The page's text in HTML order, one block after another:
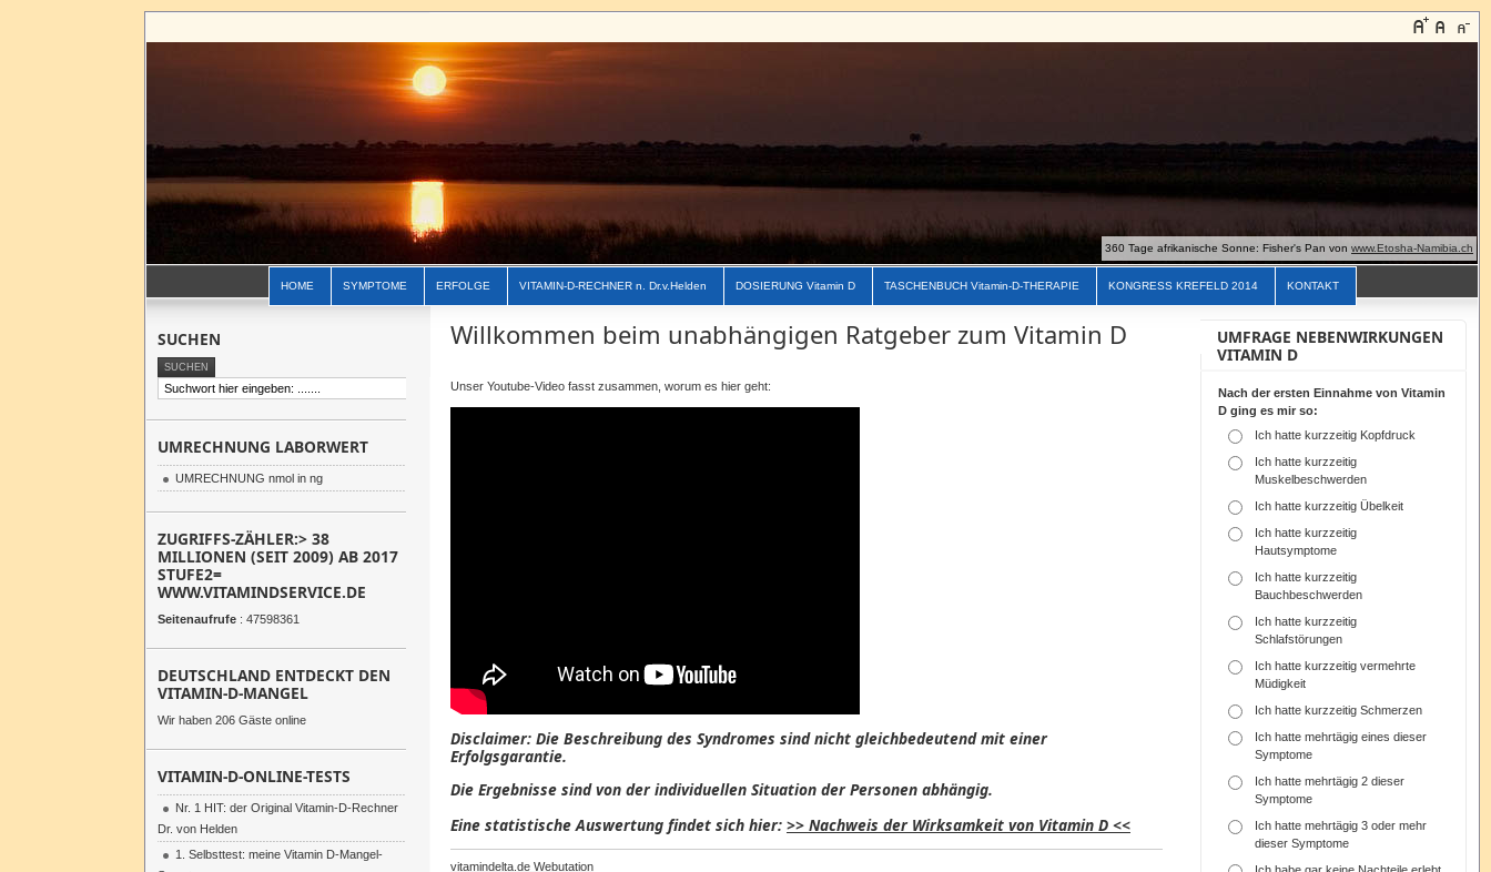
360 Tage afrikanische Sonne: Fisher's Pan von www.Etosha-Namibia.ch
HOME SYMPTOME ERFOLGE VITAMIN-D-RECHNER n. Dr.v.Helden DOSIERUNG Vitamin D TASCHENBUCH Vitamin-D-THERAPIE KONGRESS KREFELD 2014 KONTAKT
Willkommen beim unabhängigen Ratgeber zum Vitamin D
Unser Youtube-Video fasst zusammen worum es hier geht:
Disclaimer: Die Beschreibung des Syndromes sind nicht gleichbedeutend mit einer
Erfolgsgarantie.
Die Ergebnisse sind von der individuellen Situation der Personen abhängig.
Eine statistische Auswertung findet sich hier: >> Nachweis der Wirksamkeit von Vitamin D <<
vitamindelta.de Webutation
SUCHEN
UMRECHNUNG LABORWERT
UMRECHNUNG nmol in ng
ZUGRIFFS-ZÄHLER:> 38
MILLIONEN (SEIT 2009) AB 2017
STUFE2=
WWW.VITAMINDSERVICE.DE
Seitenaufrufe : 47598361
DEUTSCHLAND ENTDECKT DEN
VITAMIN-D-MANGEL
Wir haben 206 Gäste online
VITAMIN-D-ONLINE-TESTS
Nr. 1 HIT: der Original Vitamin-D-Rechner
Dr. von Helden
1. Selbsttest: meine Vitamin D-Mangel-
UMFRAGE NEBENWIRKUNGEN
VITAMIN D
Nach der ersten Einnahme von Vitamin
D ging es mir so:
Ich hatte kurzzeitig Kopfdruck
Ich hatte kurzzeitig
Muskelbeschwerden
Ich hatte kurzzeitig Übelkeit
Ich hatte kurzzeitig
Hautsymptome
Ich hatte kurzzeitig
Bauchbeschwerden
Ich hatte kurzzeitig
Schlafstörungen
Ich hatte kurzzeitig vermehrte
Müdigkeit
Ich hatte kurzzeitig Schmerzen
Ich hatte mehrtägig eines dieser
Symptome
Ich hatte mehrtägig 2 dieser
Symptome
Ich hatte mehrtägig 3 oder mehr
dieser Symptome